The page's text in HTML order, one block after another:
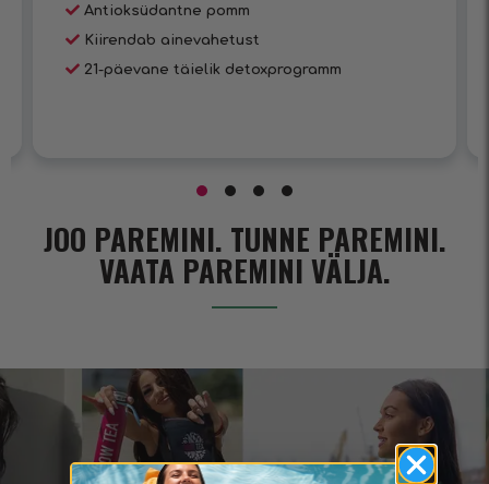
Antioksüdantne pomm
Kiirendab ainevahetust
21-päevane täielik detoxprogramm
JOO PAREMINI. TUNNE PAREMINI.
VAATA PAREMINI VÄLJA.